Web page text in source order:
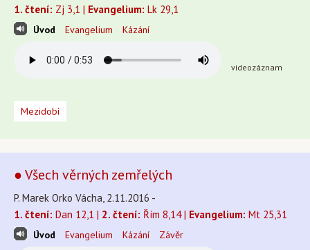
1. čtení: Zj 3,1 | Evangelium: Lk 29,1
Úvod Evangelium Kázání
videozáznam
Mezidobí
● Všech věrných zemřelých
P. Marek Orko Vácha, 2.11.2016 -
1. čtení: Dan 12,1 | 2. čtení: Řím 8,14 | Evangelium: Mt 25,31
Úvod Evangelium Kázání Závěr